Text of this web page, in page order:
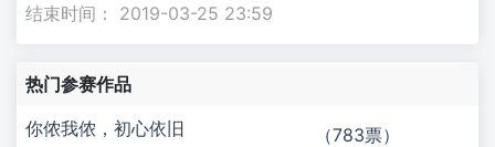
结束时间： 2019-03-25 23:59
热门参赛作品
你侬我侬，初心依旧
（783票）